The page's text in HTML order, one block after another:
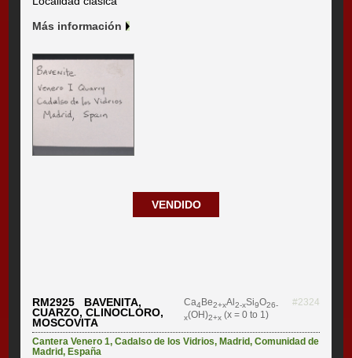
Más información
VENDIDO
RM2925 BAVENITA,
CUARZO, CLINOCLORO,
MOSCOVITA
Ca4Be2+xAl2-xSi9O26-
x(OH)2+x (x = 0 to 1)
#2324
Cantera Venero 1,Cadalso de los Vidrios,Madrid,Comunidad de
Madrid,España